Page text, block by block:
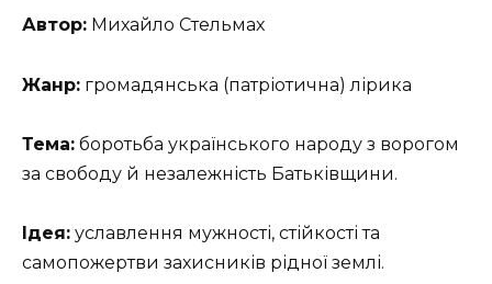
Автор: Михайло Стельмах
Жанр: громадянська (патріотична) лірика
Тема: боротьба українського народу з ворогом
за свободу й незалежність Батьківщини.
Ідея: уславлення мужності, стійкості та
самопожертви захисників рідної землі.